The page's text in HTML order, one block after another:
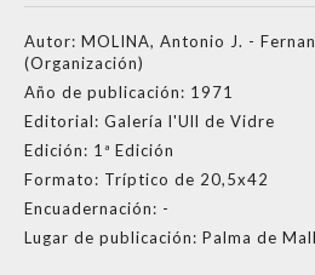
Autor: MOLINA, Antonio J. -
(Organización)
Año de publicación: 1971
Editorial: Galería l'Ull de Vidre
Edición: 1ª Edición
Formato: Tríptico de 20,5x42
Encuadernación: -
Lugar de publicación: Palma de